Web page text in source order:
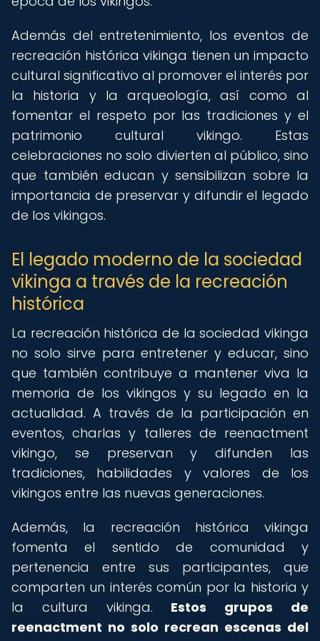
Además del entretenimiento, los eventos de
recreación histórica vikinga tienen un impacto
cultural significativo al promover el interés por
la historia y la arqueología, así como al
fomentar el respeto por las tradiciones y el
patrimonio cultural vikingo. Estas
celebraciones no solo divierten al público, sino
que también educan y sensibilizan sobre la
importancia de preservar y difundir el legado
de los vikingos.
El legado moderno de la sociedad
vikinga a través de la recreación
histórica
La recreación histórica de la sociedad vikinga
no solo sirve para entretener y educar, sino
que también contribuye a mantener viva la
memoria de los vikingos y su legado en la
actualidad. A través de la participación en
eventos, charlas y talleres de reenactment
vikingo, se preservan y difunden las
tradiciones, habilidades y valores de los
vikingos entre las nuevas generaciones.
Además, la recreación histórica vikinga
fomenta el sentido de comunidad y
pertenencia entre sus participantes, que
comparten un interés común por la historia y
la cultura vikinga. Estos grupos de
reenactment no solo recrean escenas del